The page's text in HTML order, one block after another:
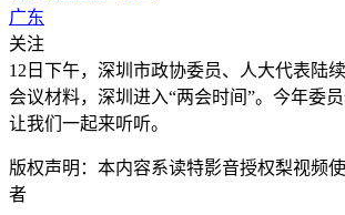
广东
关注
12日下午，深圳市政协委员、人大代表陆
会议材料，深圳进入“两会时间”。今年委
让我们一起来听听。
版权声明：本内容系读特影音授权梨视频
者